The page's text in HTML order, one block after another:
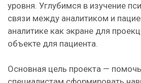
уровня. Углубимся в изучение
связи между аналитиком и
аналитике как экране для
объекте для пациента.
Основная цель проекта —